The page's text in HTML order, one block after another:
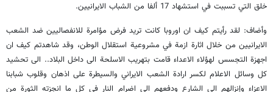
خلق التي تسببت في استشهاد 17 ألفا من الشباب الايرانيين.
وأضاف: لقد رأيتم كيف ان اوروبا كانت تريد فرض مؤامرة للانفصاليين ضد الشعب
الايرانيين من خلال اثارة ازمة في مشروعية استقلال الوطن، وقد شاهدتم كيف ان
اجهزة التجسس لهؤلاء الاعداء قامت بتهريب الاسلحة الى داخل البلاد.. الى تحشيد
كل وسائل الاعلام لكسر ارادة الشعب الايراني والسيطرة على اذهان وقلوب شبابنا
الاعزاء وإنزالهم الى الشارع ودفعهم الى اضرام النار في كل ما انجزته الثورة من